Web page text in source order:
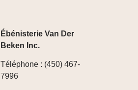
Ébénisterie Van Der
Beken Inc.
Téléphone : (450) 467-
7996